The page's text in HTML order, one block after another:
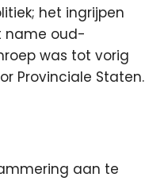
het ingrijpen
name oud-
was tot vorig
Provinciale Staten.
aan te